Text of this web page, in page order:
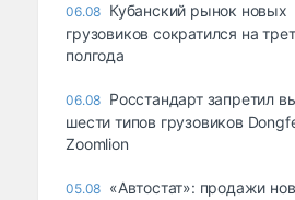
06.08 Кубанский рынок новых
грузовиков сократился на
полгода
06.08 Росстандарт запретил
шести типов грузовиков
Zoomlion
05.08 «Автостат»: продажи